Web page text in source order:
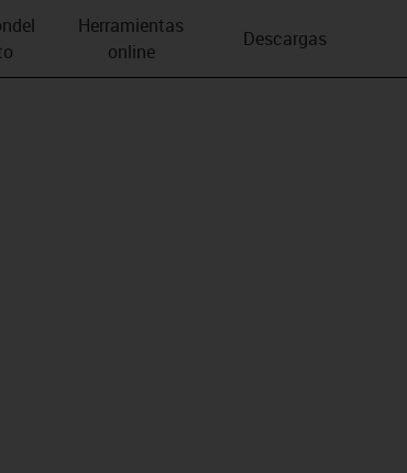
Herramientas
online
Descargas